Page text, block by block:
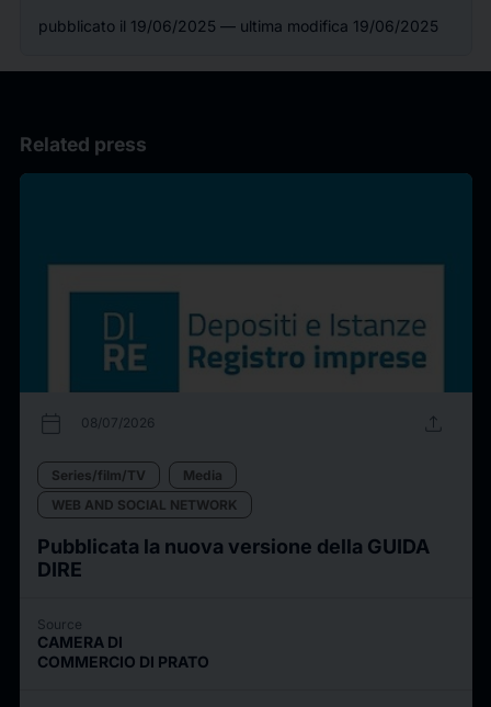
pubblicato il 19/06/2025 — ultima modifica 19/06/2025
Related press
calendar_today 08/07/2026 upload
Series/film/TV
Media
WEB AND SOCIAL NETWORK
Pubblicata la nuova versione della GUIDA
DIRE
Source
CAMERA DI
COMMERCIO DI PRATO